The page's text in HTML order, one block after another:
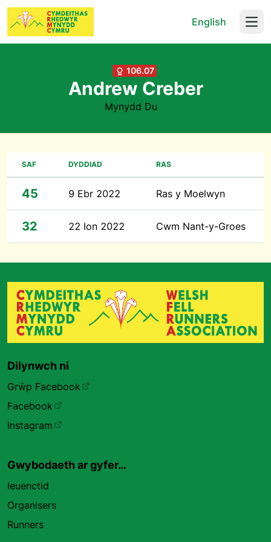
English
106.07
Andrew Creber
Mynydd Du
SAF DYDDIAD RAS
45 9 Ebr 2022 Ras y Moelwyn
32 22 Ion 2022 Cwm Nant-y-Groes
Dilynwch ni
Grŵp Facebook
Facebook
Instagram
Gwybodaeth ar gyfer…
Ieuenctid
Organisers
Runners